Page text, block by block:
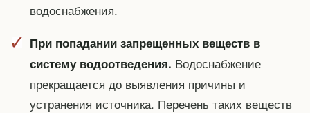
водоснабжения.
При попадании запрещенных веществ в
систему водоотведения. Водоснабжение
прекращается до выявления причины и
устранения источника. Перечень таких веществ